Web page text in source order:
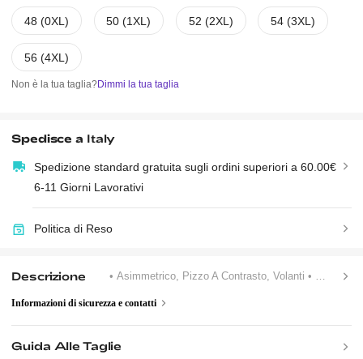
48 (0XL) 50 (1XL) 52 (2XL) 54 (3XL)
56 (4XL)
Non è la tua taglia?Dimmi la tua taglia
Spedisce a Italy
Spedizione standard gratuita sugli ordini superiori a 60.00€
6-11 Giorni Lavorativi
Politica di Reso
Descrizione • Asimmetrico, Pizzo A Contrasto, Volanti • Foderato
Informazioni di sicurezza e contatti
Guida Alle Taglie